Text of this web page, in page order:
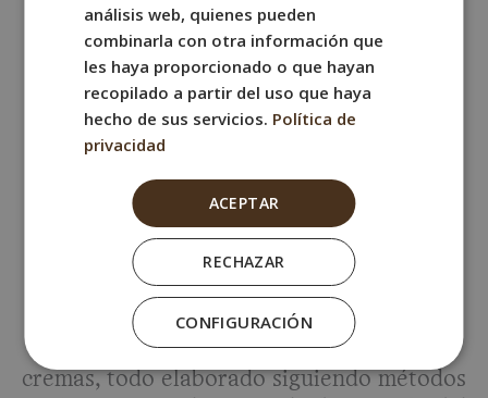
Con el tiempo, la fama de sus productos
cruzó fronteras.Sus perfumes llegaron a
manos de la nobleza europea
(se dice que
Catalina de Médici llevó sus fórmulas a
Francia), y su reputación creció tanto que
se convirtió en parada obligada de
artistas, médicos y curiosos.
Hoy en día, la farmacia sigue abierta al
y se ha convertido en un templo
de aromas e historia. Puedes encontrar
colonias, jabones, aceites esenciales y
cremas, todo elaborado siguiendo métodos
análisis web, quienes pueden
combinarla con otra información que
les haya proporcionado o que hayan
recopilado a partir del uso que haya
hecho de sus servicios. Política de
privacidad
ACEPTAR
RECHAZAR
CONFIGURACIÓN